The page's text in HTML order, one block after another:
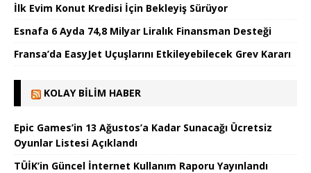
İlk Evim Konut Kredisi İçin Bekleyiş Sürüyor
Esnafa 6 Ayda 74,8 Milyar Liralık Finansman Desteği
Fransa’da EasyJet Uçuşlarını Etkileyebilecek Grev Kararı
KOLAY BILIM HABER
Epic Games’in 13 Ağustos’a Kadar Sunacağı Ücretsiz
Oyunlar Listesi Açıklandı
TÜİK’in Güncel İnternet Kullanım Raporu Yayınlandı